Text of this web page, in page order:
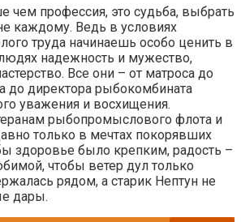
чем профессия, это судьба, выбрать
каждому. Ведь в условиях
труда начинаешь особо ценить в
надежность и мужество,
Все они – от матроса до
до директора рыбокомбината
уважения и восхищения.
рыбопромыслового флота и
только в мечтах покорявших
здоровье было крепким, радость –
чтобы ветер дул только
рядом, а старик Нептун не
дары.